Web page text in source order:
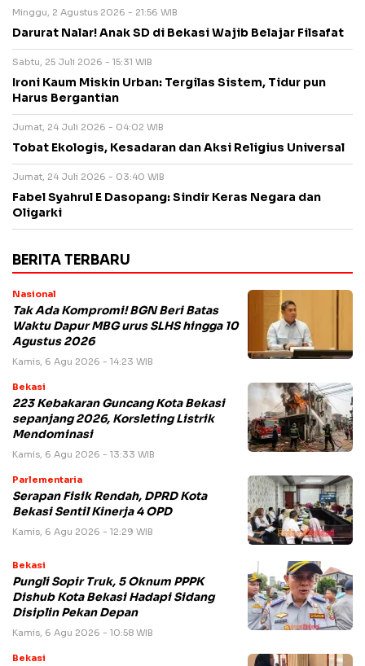
Minggu, 2 Agustus 2026 - 21:56 WIB
Darurat Nalar! Anak SD di Bekasi Wajib Belajar Filsafat
Sabtu, 25 Juli 2026 - 15:31 WIB
Ironi Kaum Miskin Urban: Tergilas Sistem, Tidur pun
Harus Bergantian
Jumat, 24 Juli 2026 - 04:02 WIB
Tobat Ekologis, Kesadaran dan Aksi Religius Universal
Jumat, 24 Juli 2026 - 03:40 WIB
Fabel Syahrul E Dasopang: Sindir Keras Negara dan
Oligarki
BERITA TERBARU
Nasional
Tak Ada Kompromi! BGN Beri Batas
Waktu Dapur MBG urus SLHS hingga 10
Agustus 2026
Kamis, 6 Agu 2026 - 14:23 WIB
Bekasi
223 Kebakaran Guncang Kota Bekasi
sepanjang 2026, Korsleting Listrik
Mendominasi
Kamis, 6 Agu 2026 - 13:33 WIB
Parlementaria
Serapan Fisik Rendah, DPRD Kota
Bekasi Sentil Kinerja 4 OPD
Kamis, 6 Agu 2026 - 12:29 WIB
Bekasi
Pungli Sopir Truk, 5 Oknum PPPK
Dishub Kota Bekasi Hadapi Sidang
Disiplin Pekan Depan
Kamis, 6 Agu 2026 - 10:58 WIB
Bekasi